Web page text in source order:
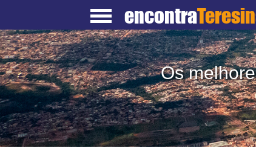
encontra
Os